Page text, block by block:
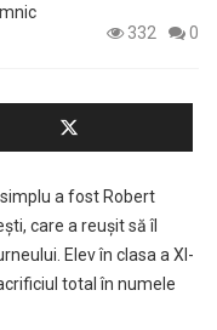
332
0
a fost Robert
care a reușit să îl
Elev în clasa a XI-
total în numele